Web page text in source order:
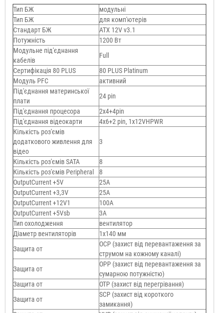
Тип БЖ
модульні
Тип БЖ
для комп'ютерів
Стандарт БЖ
ATX 12V v3.1
Потужність
1200 Вт
Модульне під'єднання
кабелів
Full
Сертифікація 80 PLUS
80 PLUS Platinum
Модуль PFC
активний
Під'єднання материнської
плати
24 pin
Під'єднання процесора
2x4+4pin
Під'єднання відеокарти
4x6+2 pin, 1x12VHPWR
Кількість роз'ємів
додаткового живлення для
відео
3
Кількість роз'ємів SATA
8
Кількість роз'ємів Peripheral
8
OutputСurrent +5V
25A
OutputСurrent +3,3V
25A
OutputCurrent +12V1
100А
OutputСurrent +5Vsb
3А
Тип охолодження
вентилятор
Діаметр вентиляторів
1x140 мм
Защита от
OCP (захист від перевантаження за
струмом на кожному каналі)
Защита от
OPP (захист від перевантаження за
сумарною потужністю)
Защита от
OTP (захист від перегрівання)
Защита от
SCP (захист від короткого
замикання)